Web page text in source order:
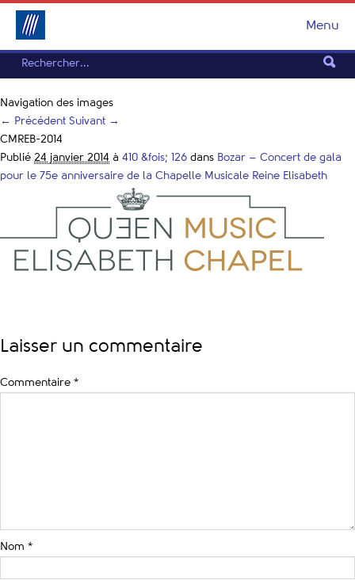
Menu
Navigation des images
← Précédent Suivant →
CMREB-2014
Publié 24 janvier 2014 à 410 &fois; 126 dans Bozar – Concert de gala
pour le 75e anniversaire de la Chapelle Musicale Reine Elisabeth
Laisser un commentaire
Commentaire *
Nom *